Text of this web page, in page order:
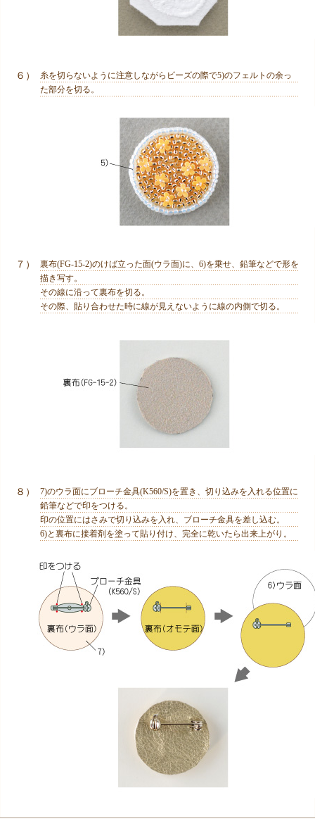
６）
糸を切らないように注意しながらビーズの際で5)のフェルトの余っ
た部分を切る。
７）
裏布(FG-15-2)のけば立った面(ウラ面)に、6)を乗せ、鉛筆などで形を
描き写す。
その線に沿って裏布を切る。
その際、貼り合わせた時に線が見えないように線の内側で切る。
８）
7)のウラ面にブローチ金具(K560/S)を置き、切り込みを入れる位置に
鉛筆などで印をつける。
印の位置にはさみで切り込みを入れ、ブローチ金具を差し込む。
6)と裏布に接着剤を塗って貼り付け、完全に乾いたら出来上がり。